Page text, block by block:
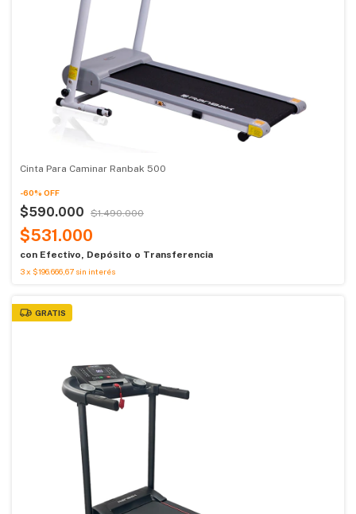
Cinta Para Caminar Ranbak 500
-60% OFF
$590.000 $1.490.000
$531.000
con Efectivo, Depósito o Transferencia
3x $196.666,67 sin interés
GRATIS